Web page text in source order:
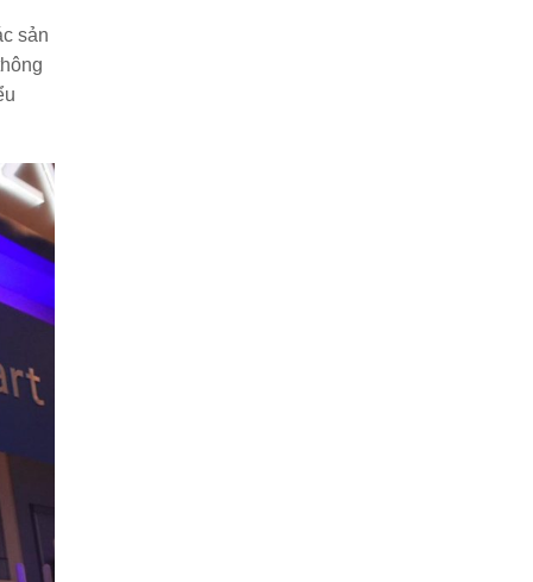
sản